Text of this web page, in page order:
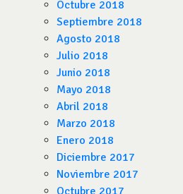
Octubre 2018
Septiembre 2018
Agosto 2018
Julio 2018
Junio 2018
Mayo 2018
Abril 2018
Marzo 2018
Enero 2018
Diciembre 2017
Noviembre 2017
Octubre 2017